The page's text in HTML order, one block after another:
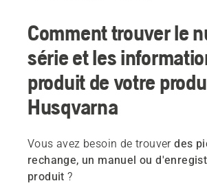
Comment trouver le
série et les
produit de votre
Husqvarna
Vous avez besoin de trouverdes
rechange, un manuel ou
produit ?